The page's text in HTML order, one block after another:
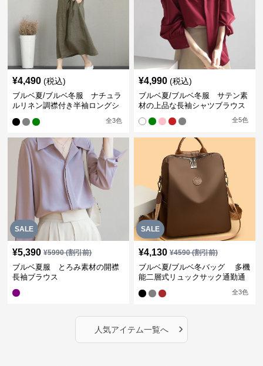
¥4,490 (税込)
ブルベ夏/ブルベ冬服 ナチュラ
ルリネン調襟付き半袖ロングシ
全3色
¥4,990 (税込)
ブルベ夏/ブルベ冬服 サテン素
材の上品な長袖シャツブラウス
全5色
SALE
¥5,390 ¥5990(割引前)
ブルベ夏服 とろみ素材の開襟
長袖ブラウス
SALE
¥4,130 ¥4590(割引前)
ブルベ夏/ブルベ冬バッグ 多機
能二層式リュックサック通勤通
全3色
人気アイテム一覧へ ›